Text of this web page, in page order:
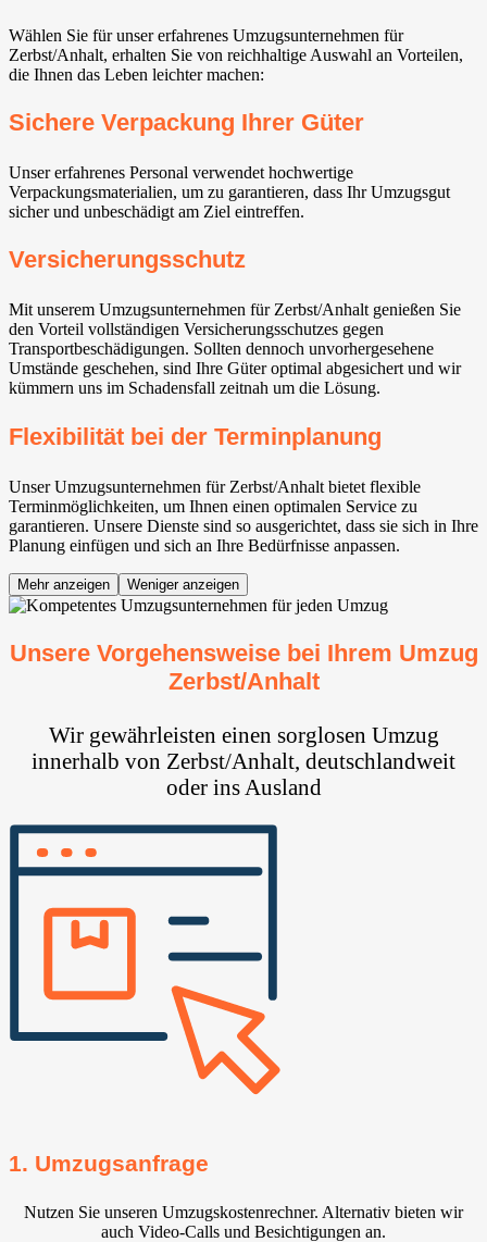
Wählen Sie für unser erfahrenes Umzugsunternehmen für
Zerbst/Anhalt, erhalten Sie von reichhaltige Auswahl an Vorteilen,
die Ihnen das Leben leichter machen:
Sichere Verpackung Ihrer Güter
Unser erfahrenes Personal verwendet hochwertige
Verpackungsmaterialien, um zu garantieren, dass Ihr Umzugsgut
sicher und unbeschädigt am Ziel eintreffen.
Versicherungsschutz
Mit unserem Umzugsunternehmen für Zerbst/Anhalt genießen Sie
den Vorteil vollständigen Versicherungsschutzes gegen
Transportbeschädigungen. Sollten dennoch unvorhergesehene
Umstände geschehen, sind Ihre Güter optimal abgesichert und wir
kümmern uns im Schadensfall zeitnah um die Lösung.
Flexibilität bei der Terminplanung
Unser Umzugsunternehmen für Zerbst/Anhalt bietet flexible
Terminmöglichkeiten, um Ihnen einen optimalen Service zu
garantieren. Unsere Dienste sind so ausgerichtet, dass sie sich in Ihre
Planung einfügen und sich an Ihre Bedürfnisse anpassen.
Mehr anzeigen Weniger anzeigen
Unsere Vorgehensweise bei Ihrem Umzug
Zerbst/Anhalt
Wir gewährleisten einen sorglosen Umzug
innerhalb von Zerbst/Anhalt, deutschlandweit
oder ins Ausland
1. Umzugsanfrage
Nutzen Sie unseren Umzugskostenrechner. Alternativ bieten wir
auch Video-Calls und Besichtigungen an.